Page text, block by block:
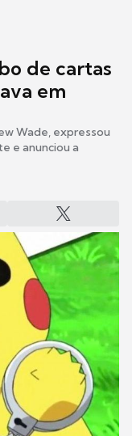
de cartas
em
Wade, expressou
e anunciou a